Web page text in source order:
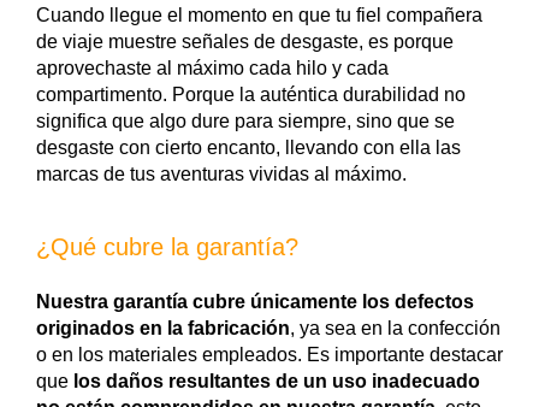
Cuando llegue el momento en que tu fiel compañera
de viaje muestre señales de desgaste, es porque
aprovechaste al máximo cada hilo y cada
compartimento. Porque la auténtica durabilidad no
significa que algo dure para siempre, sino que se
desgaste con cierto encanto, llevando con ella las
marcas de tus aventuras vividas al máximo.
¿Qué cubre la garantía?
Nuestra garantía cubre únicamente los defectos
originados en la fabricación, ya sea en la confección
o en los materiales empleados. Es importante destacar
que los daños resultantes de un uso inadecuado